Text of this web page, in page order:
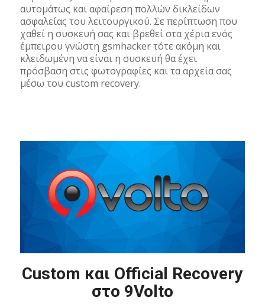
αυτομάτως και αφαίρεση πολλών δικλείδων
ασφαλείας του λειτουργικού. Σε περίπτωση που
χαθεί η συσκευή σας και βρεθεί στα χέρια ενός
έμπειρου γνώστη gsmhacker τότε ακόμη και
κλειδωμένη να είναι η συσκευή θα έχει
πρόσβαση στις φωτογραφίες και τα αρχεία σας
μέσω του custom recovery.
Custom και Official Recovery
στο 9Volto